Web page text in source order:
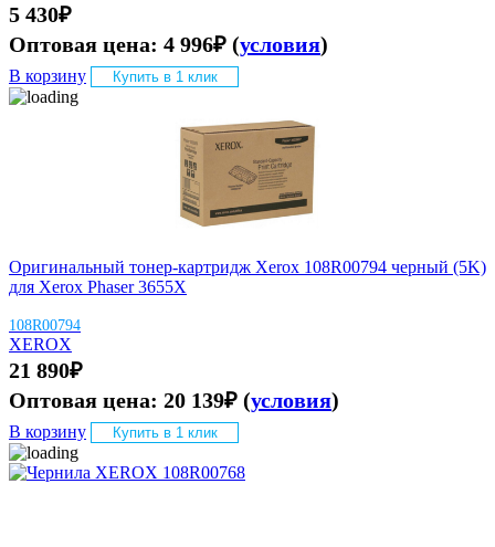
5 430₽
Оптовая цена: 4 996₽ (условия)
В корзину Купить в 1 клик
Оригинальный тонер-картридж Xerox 108R00794 черный (5K)
для Xerox Phaser 3655X
108R00794
XEROX
21 890₽
Оптовая цена: 20 139₽ (условия)
В корзину Купить в 1 клик